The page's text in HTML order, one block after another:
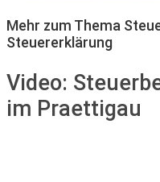
Mehr zum Thema
Steuererklärung
Video:
im Praettigau